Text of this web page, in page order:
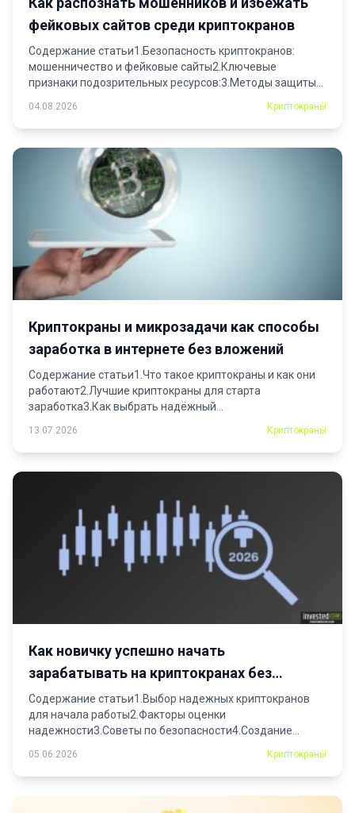
фейковых сайтов среди криптокранов
Содержание статьи1.Безопасность криптокранов:
мошенничество и фейковые сайты2.Ключевые
признаки подозрительных ресурсов:3.Методы защиты
04.08.2026 Криптокраны
Криптокраны и микрозадачи как способы
заработка в интернете без вложений
Содержание статьи1.Что такое криптокраны и как они
работают2.Лучшие криптокраны для старта
заработка3.Как выбрать надёжный
13.07.2026 Криптокраны
Как новичку успешно начать
зарабатывать на криптокранах без
больших вложений
Содержание статьи1.Выбор надежных криптокранов
для начала работы2.Факторы оценки
надежности3.Советы по безопасности4.Создание
05.06.2026 Криптокраны